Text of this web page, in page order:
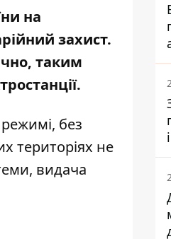
на
захист.
таким
без
територіях не
видача